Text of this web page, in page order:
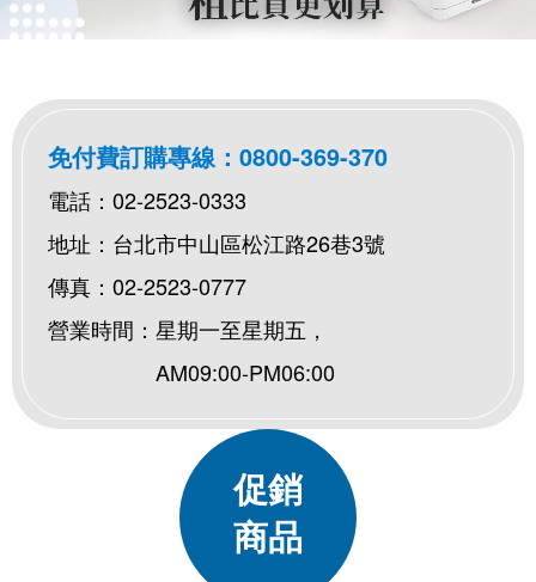
免付費訂購專線： 0800-369-370
電話： 02-2523-0333
地址：台北市中山區松江路26巷3號
傳真：02-2523-0777
營業時間：星期一至星期五，
AM09:00-PM06:00
促銷
商品